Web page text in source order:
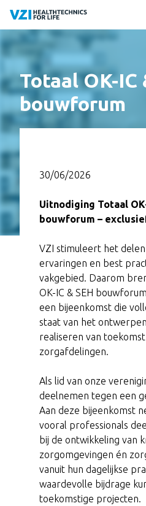
Totaal OK-IC
bouwforum
30/06/2026
Uitnodiging Totaal
bouwforum –
VZI stimuleert het delen
ervaringen en best
vakgebied. Daarom
OK-IC & SEH
een bijeenkomst die
staat van het
realiseren van
zorgafdelingen.
Als lid van onze
deelnemen tegen een
Aan deze bijeenkomst
vooral professionals
bij de ontwikkeling van
zorgomgevingen én
vanuit hun dagelijkse
waardevolle bijdrage
toekomstige projecten.